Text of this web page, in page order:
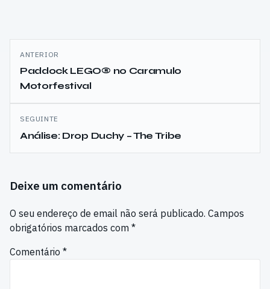
Navegação
de
artigos
ANTERIOR
Paddock LEGO® no Caramulo
Motorfestival
SEGUINTE
Análise: Drop Duchy – The Tribe
Deixe um comentário
O seu endereço de email não será publicado. Campos
obrigatórios marcados com *
Comentário *